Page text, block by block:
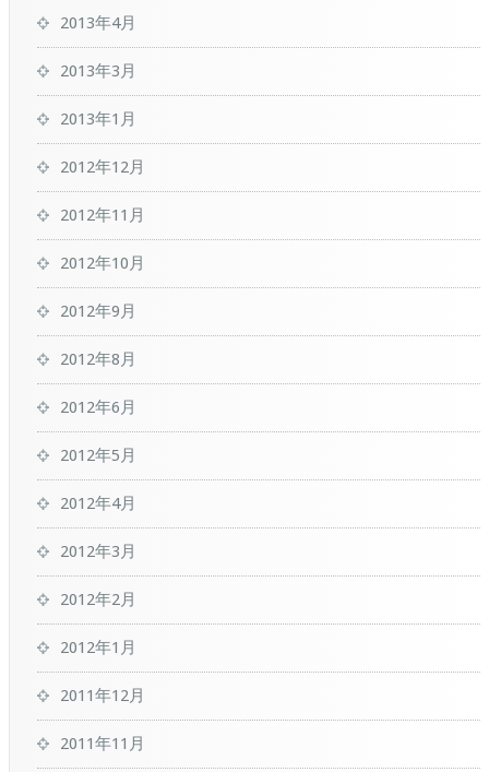
2013年4月
2013年3月
2013年1月
2012年12月
2012年11月
2012年10月
2012年9月
2012年8月
2012年6月
2012年5月
2012年4月
2012年3月
2012年2月
2012年1月
2011年12月
2011年11月